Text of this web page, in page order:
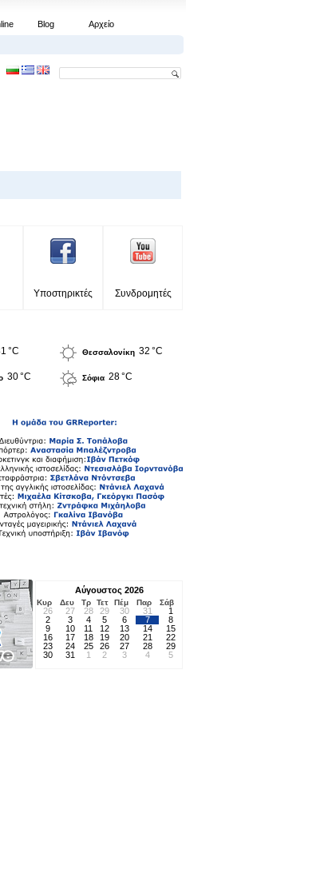
Blog Αρχείο
Υποστηρικτές Συνδρομητές
°C Θεσσαλονίκη 32 °C
30 °C Σόφια 28 °C
Αύγουστος 2026
Κυρ Δευ Τρ Τετ Πέμ Παρ Σάβ
26 27 28 29 30 31
1
2
3 4 5 6 7
8
9
10 11 12 13 14
15
16
17 18 19 20 21
22
23
24 25 26 27 28
29
30
31 1 2 3 4 5